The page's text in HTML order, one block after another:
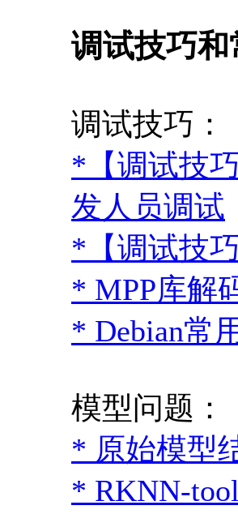
调试技巧
调试技巧：
*【调试技
发人员调试
*【调试技
* MPP库解
* Debian常
模型问题：
* 原始模型
* RKNN-